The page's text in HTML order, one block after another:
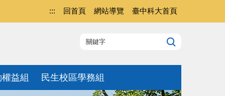
益組 民生校區學務組
::: 回首頁 網站導覽 臺中科大首頁